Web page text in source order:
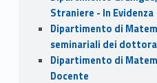
Straniere - In Evidenza
Dipartimento di
seminariali dei
Dipartimento di
Docente